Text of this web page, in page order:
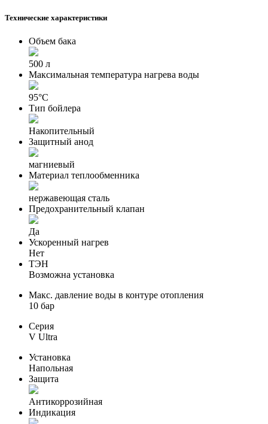
Технические характеристики
Объем бака
500 л
Максимальная температура нагрева воды
95°С
Тип бойлера
Накопительный
Защитный анод
магниевый
Материал теплообменника
нержавеющая сталь
Предохранительный клапан
Да
Ускоренный нагрев
Нет
ТЭН
Возможна установка
Макс. давление воды в контуре отопления
10 бар
Серия
V Ultra
Установка
Напольная
Защита
Антикоррозийная
Индикация